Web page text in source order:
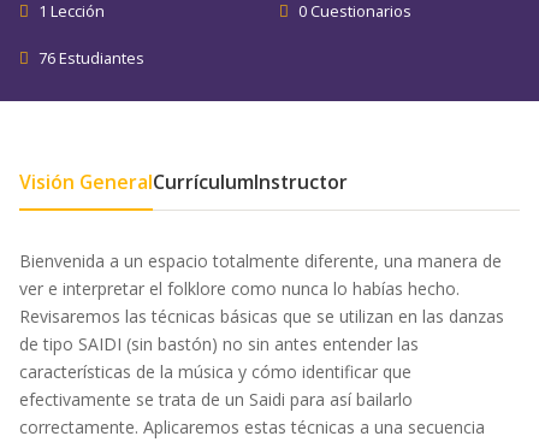
1 Lección 0 Cuestionarios
76 Estudiantes
Visión GeneralCurrículumInstructor
Bienvenida a un espacio totalmente diferente, una manera de
ver e interpretar el folklore como nunca lo habías hecho.
Revisaremos las técnicas básicas que se utilizan en las danzas
de tipo SAIDI (sin bastón) no sin antes entender las
características de la música y cómo identificar que
efectivamente se trata de un Saidi para así bailarlo
correctamente. Aplicaremos estas técnicas a una secuencia